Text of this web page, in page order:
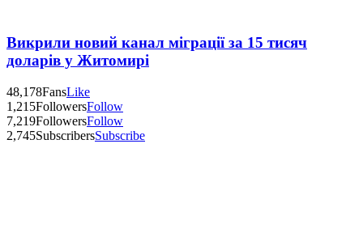
Викрили новий канал міграції за 15 тисяч
доларів у Житомирі
48,178FansLike
1,215FollowersFollow
7,219FollowersFollow
2,745SubscribersSubscribe